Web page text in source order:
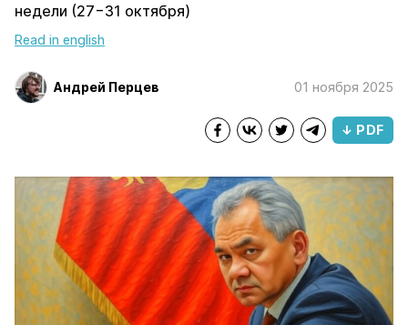
недели (27−31 октября)
Read in english
Андрей Перцев 01 ноября 2025
↓ PDF